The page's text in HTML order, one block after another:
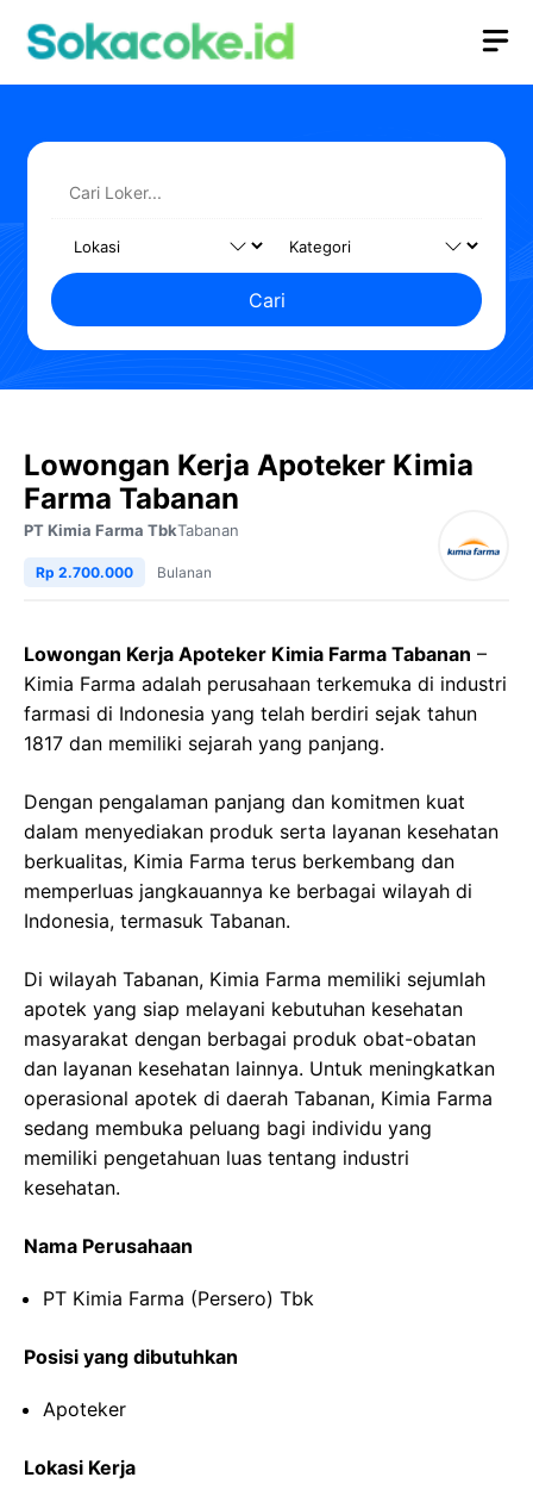
Cari
Lowongan Kerja Apoteker Kimia
Farma Tabanan
PT Kimia Farma TbkTabanan
Rp 2.700.000 Bulanan
Lowongan Kerja Apoteker Kimia Farma Tabanan –
Kimia Farma adalah perusahaan terkemuka di industri
farmasi di Indonesia yang telah berdiri sejak tahun
1817 dan memiliki sejarah yang panjang.
Dengan pengalaman panjang dan komitmen kuat
dalam menyediakan produk serta layanan kesehatan
berkualitas, Kimia Farma terus berkembang dan
memperluas jangkauannya ke berbagai wilayah di
Indonesia, termasuk Tabanan.
Di wilayah Tabanan, Kimia Farma memiliki sejumlah
apotek yang siap melayani kebutuhan kesehatan
masyarakat dengan berbagai produk obat-obatan
dan layanan kesehatan lainnya. Untuk meningkatkan
operasional apotek di daerah Tabanan, Kimia Farma
sedang membuka peluang bagi individu yang
memiliki pengetahuan luas tentang industri
kesehatan.
Nama Perusahaan
PT Kimia Farma (Persero) Tbk
Posisi yang dibutuhkan
Apoteker
Lokasi Kerja